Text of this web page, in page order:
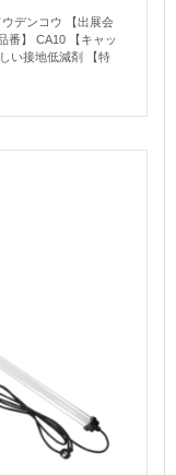
ウデンコウ 【出展会
番】 CA10 【キャッ
い接地低減剤 【特